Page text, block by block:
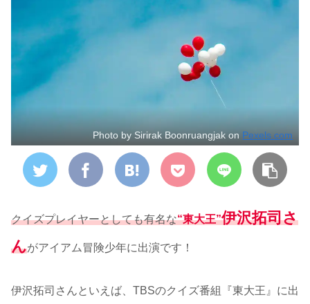
Photo by Sirirak Boonruangjak on Pexels.com
クイズプレイヤーとしても有名な“東大王”伊沢拓司さ
んがアイアム冒険少年に出演です！
伊沢拓司さんといえば、TBSのクイズ番組『東大王』に出